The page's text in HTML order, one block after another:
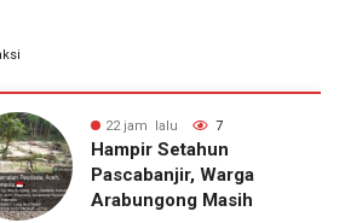
22 jam lalu 6
Pria Terduga
Penganiayaan terhadap
Seorang Wanita di
jam lalu